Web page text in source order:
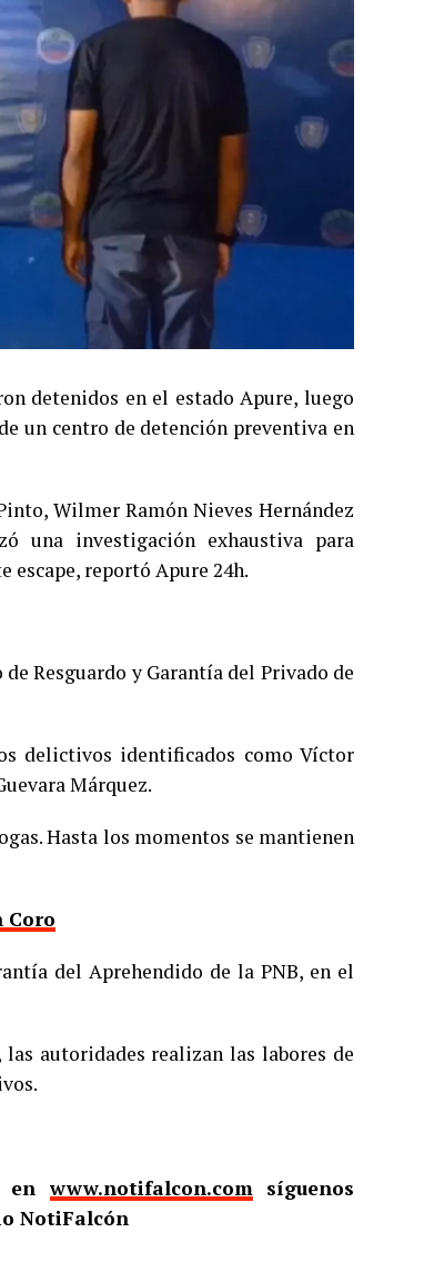
detenidos en el estado Apure, luego
un centro de detención preventiva en
Wilmer Ramón Nieves Hernández
una investigación exhaustiva para
escape, reportó Apure 24h.
Resguardo y Garantía del Privado de
delictivos identificados como Víctor
Márquez.
Hasta los momentos se mantienen
Coro
del Aprehendido de la PNB, en el
autoridades realizan las labores de
enwww.notifalcon.comsíguenos
NotiFalcón